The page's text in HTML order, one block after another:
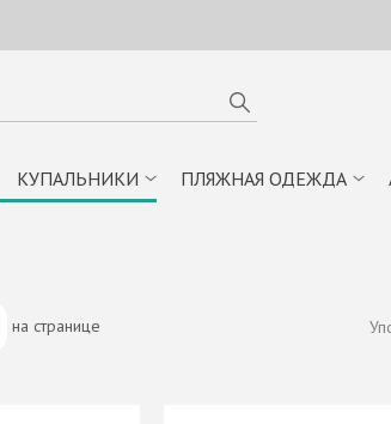
КУПАЛЬНИКИ ПЛЯЖНАЯ ОДЕЖДА
на странице